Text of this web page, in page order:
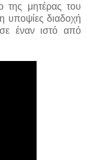
της μητέρας του
υποψίες διαδοχή
σε έναν ιστό από